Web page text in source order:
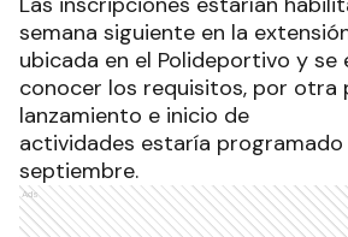
semana siguiente en la
ubicada en el Polideportivo y se
conocer los requisitos, por otra
lanzamiento e inicio de
actividades estaría programado
septiembre.
Ads